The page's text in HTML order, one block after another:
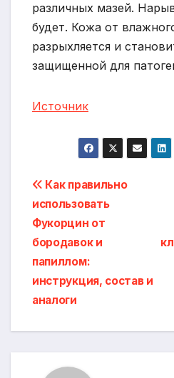
различных мазей.
будет. Кожа от
разрыхляется и
защищенной для
Источник
Навигация
по
записям
Как правильно
использовать
Фукорцин от
бородавок и
папиллом:
инструкция, состав и
аналоги